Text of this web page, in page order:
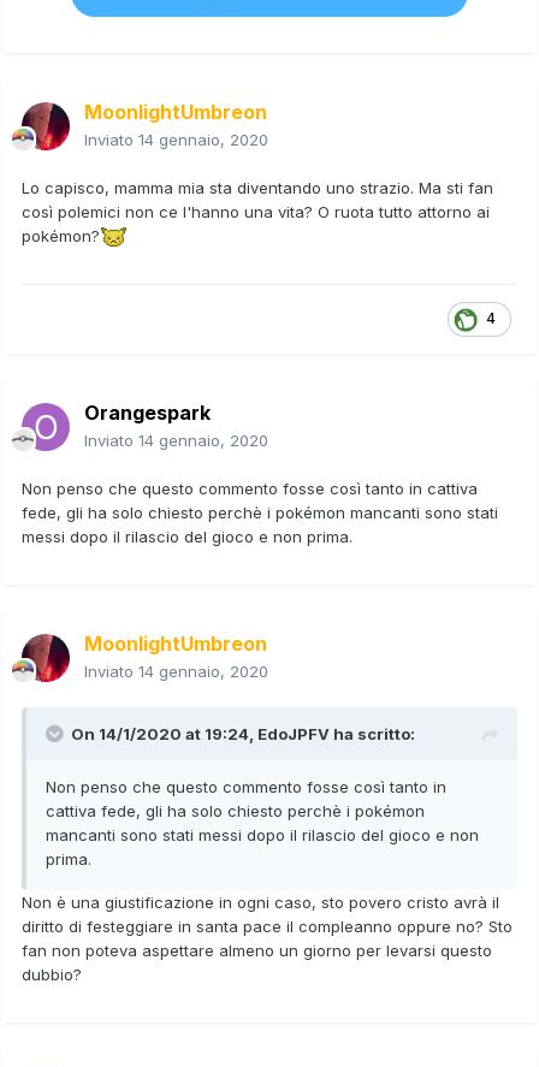
MoonlightUmbreon
Inviato 14 gennaio, 2020
Lo capisco, mamma mia sta diventando uno strazio. Ma sti fan
così polemici non ce l'hanno una vita? O ruota tutto attorno ai
pokémon?
4
Orangespark
Inviato 14 gennaio, 2020
Non penso che questo commento fosse così tanto in cattiva
fede, gli ha solo chiesto perchè i pokémon mancanti sono stati
messi dopo il rilascio del gioco e non prima.
MoonlightUmbreon
Inviato 14 gennaio, 2020
On 14/1/2020 at 19:24, EdoJPFV ha scritto:
Non penso che questo commento fosse così tanto in
cattiva fede, gli ha solo chiesto perchè i pokémon
mancanti sono stati messi dopo il rilascio del gioco e non
prima.
Non è una giustificazione in ogni caso, sto povero cristo avrà il
diritto di festeggiare in santa pace il compleanno oppure no? Sto
fan non poteva aspettare almeno un giorno per levarsi questo
dubbio?